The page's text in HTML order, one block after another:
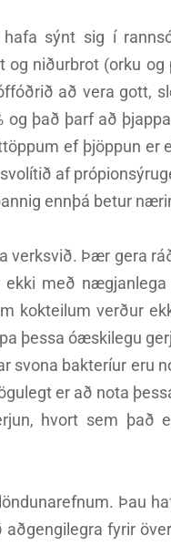
hafa sýnt sig í
niðurbrot (orku og
að vera gott,
það þarf að
ef þjöppun er
af
ennþá betur
verksvið. Þær gera
með
kokteilum verður
þessa óæskilegu
svona bakteríur eru
er að nota
hvort sem það
Þau
fyrir